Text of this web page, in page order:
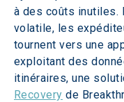
à des coûts inutiles.
volatile, les
tournent vers une
exploitant des
itinéraires, une
Recovery de